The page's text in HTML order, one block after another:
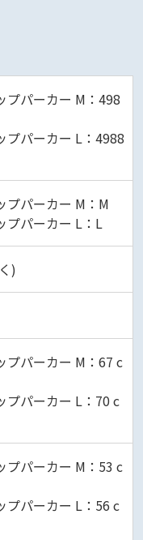
プパーカー M：498
プパーカー L：4988
プパーカー M：M
プパーカー L：L
)
プパーカー M：67 c
プパーカー L：70 c
プパーカー M：53 c
プパーカー L：56 c